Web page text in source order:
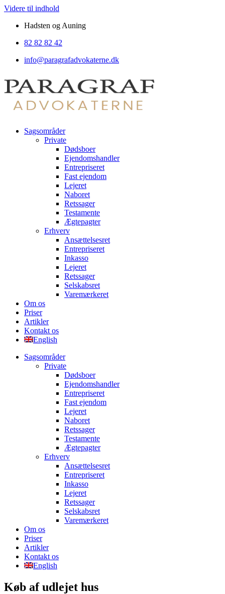
Videre til indhold
Hadsten og Auning
82 82 82 42
info@paragrafadvokaterne.dk
Sagsområder
Private
Dødsboer
Ejendomshandler
Entrepriseret
Fast ejendom
Lejeret
Naboret
Retssager
Testamente
Ægtepagter
Erhverv
Ansættelsesret
Entrepriseret
Inkasso
Lejeret
Retssager
Selskabsret
Varemærkeret
Om os
Priser
Artikler
Kontakt os
English
Sagsområder
Private
Dødsboer
Ejendomshandler
Entrepriseret
Fast ejendom
Lejeret
Naboret
Retssager
Testamente
Ægtepagter
Erhverv
Ansættelsesret
Entrepriseret
Inkasso
Lejeret
Retssager
Selskabsret
Varemærkeret
Om os
Priser
Artikler
Kontakt os
English
Køb af udlejet hus